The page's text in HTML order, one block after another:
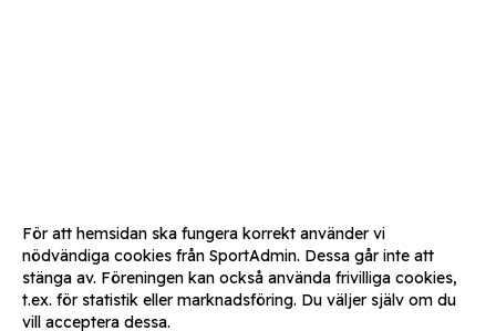
För att hemsidan ska fungera korrekt använder vi
nödvändiga cookies från SportAdmin. Dessa går inte att
stänga av. Föreningen kan också använda frivilliga cookies,
t.ex. för statistik eller marknadsföring. Du väljer själv om du
vill acceptera dessa.